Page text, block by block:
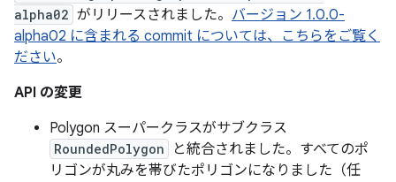
alpha02 がリリースされました。 バージョン 1.0.0-
alpha02 に含まれる commit については、こちらをご覧く
ださい。
API の変更
Polygon スーパークラスがサブクラス
RoundedPolygon
と統合されました。すべてのポ
リゴンが丸みを帯びたポリゴンになりました（任